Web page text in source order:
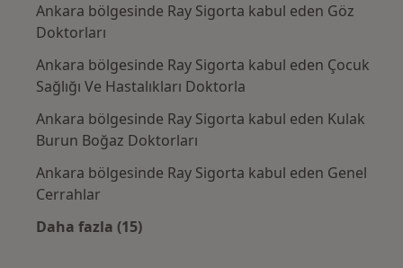
Ankara bölgesinde Ray Sigorta kabul eden Göz
Doktorları
Ankara bölgesinde Ray Sigorta kabul eden Çocuk
Sağlığı Ve Hastalıkları Doktorla
Ankara bölgesinde Ray Sigorta kabul eden Kulak
Burun Boğaz Doktorları
Ankara bölgesinde Ray Sigorta kabul eden Genel
Cerrahlar
Daha fazla (15)